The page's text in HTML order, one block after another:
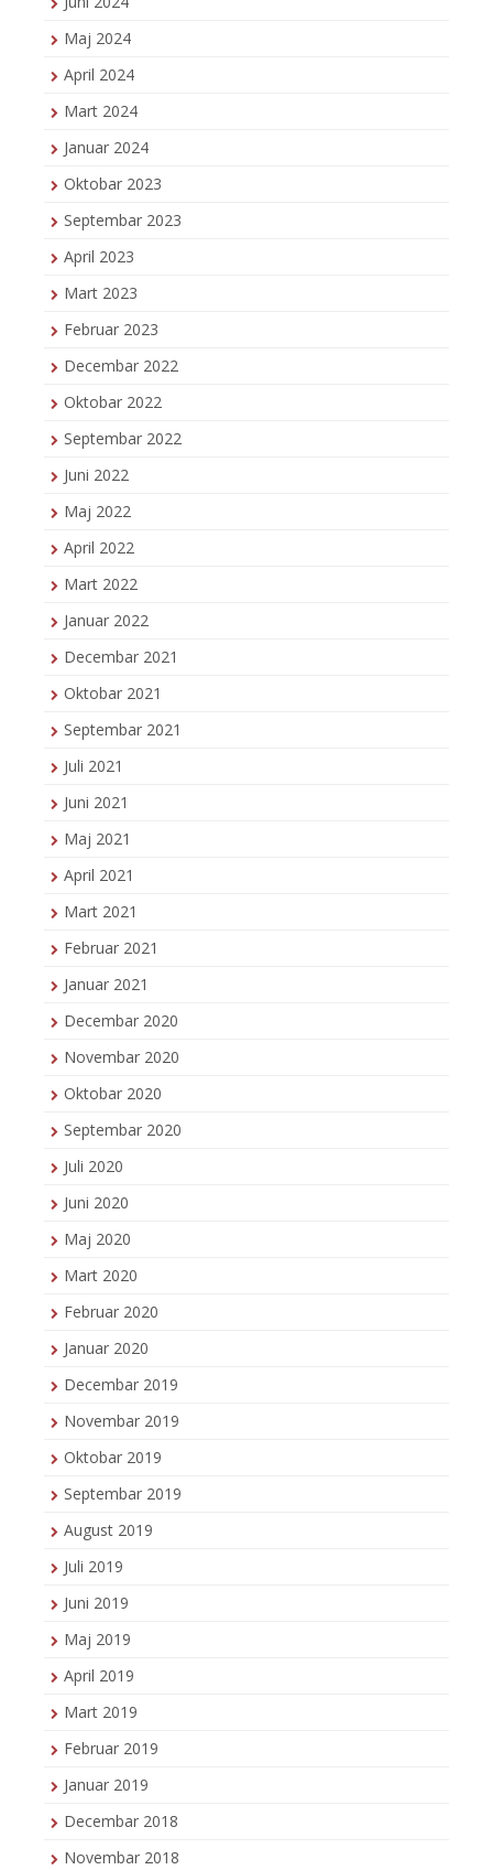
Maj 2024
April 2024
Mart 2024
Januar 2024
Oktobar 2023
Septembar 2023
April 2023
Mart 2023
Februar 2023
Decembar 2022
Oktobar 2022
Septembar 2022
Juni 2022
Maj 2022
April 2022
Mart 2022
Januar 2022
Decembar 2021
Oktobar 2021
Septembar 2021
Juli 2021
Juni 2021
Maj 2021
April 2021
Mart 2021
Februar 2021
Januar 2021
Decembar 2020
Novembar 2020
Oktobar 2020
Septembar 2020
Juli 2020
Juni 2020
Maj 2020
Mart 2020
Februar 2020
Januar 2020
Decembar 2019
Novembar 2019
Oktobar 2019
Septembar 2019
August 2019
Juli 2019
Juni 2019
Maj 2019
April 2019
Mart 2019
Februar 2019
Januar 2019
Decembar 2018
Novembar 2018